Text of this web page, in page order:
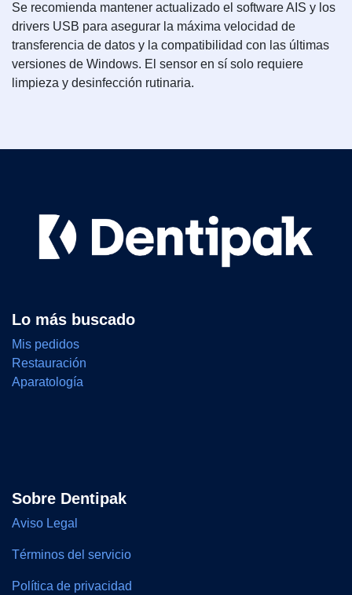
Se recomienda mantener actualizado el software AIS y los
drivers USB para asegurar la máxima velocidad de
transferencia de datos y la compatibilidad con las últimas
versiones de Windows. El sensor en sí solo requiere
limpieza y desinfección rutinaria.
Lo más buscado
Mis pedidos
Restauración
Aparatología
Sobre Dentipak
Aviso Legal
Términos del servicio
Política de privacidad